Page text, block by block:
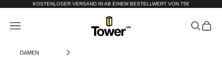
Zum Inhalt springenKOSTENLOSER VERSAND IN AB EINEM BESTELLWERT VON 75€
Tower-London.De
Menü Suchen
DAMEN